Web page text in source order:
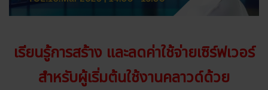
เรียนรู้การสร้าง และลดค่าใช้จ่ายเซิร์ฟเวอร์
สำหรับผู้เริ่มต้นใช้งานคลาวด์ด้วย